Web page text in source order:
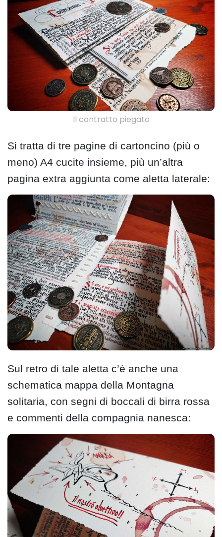
Il contratto piegato
Si tratta di tre pagine di cartoncino (più o
meno) A4 cucite insieme, più un’altra
pagina extra aggiunta come aletta laterale:
Sul retro di tale aletta c’è anche una
schematica mappa della Montagna
solitaria, con segni di boccali di birra rossa
e commenti della compagnia nanesca: